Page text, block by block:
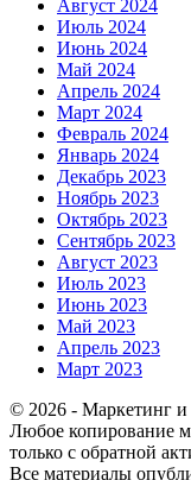
Август 2024
Июль 2024
Июнь 2024
Май 2024
Апрель 2024
Март 2024
Февраль 2024
Январь 2024
Декабрь 2023
Ноябрь 2023
Октябрь 2023
Сентябрь 2023
Август 2023
Июль 2023
Июнь 2023
Май 2023
Апрель 2023
Март 2023
© 2026 - Маркетинг
Любое копирование
только с обратной
Все материалы